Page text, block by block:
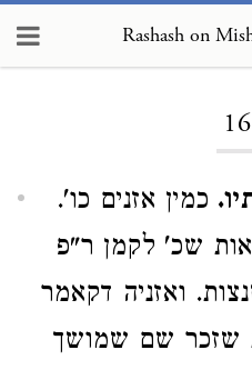
Rashash on
כמין אזנים כו'.
שכ' לקמן ר"פ
ואזניה דקאמר
שזכר שם שמושך